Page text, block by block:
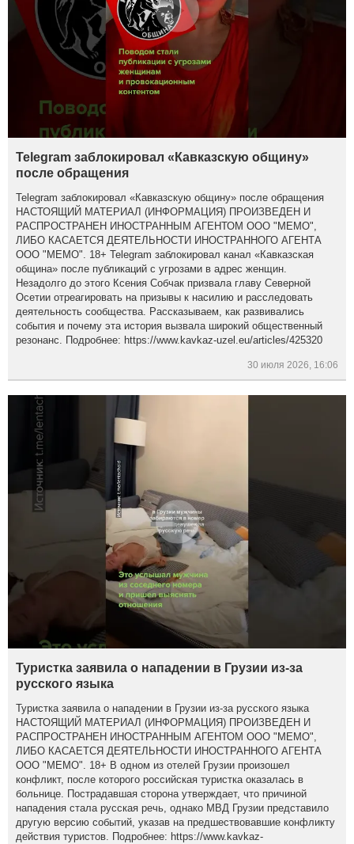
Telegram заблокировал «Кавказскую общину»
после обращения
Telegram заблокировал «Кавказскую общину» после обращения
НАСТОЯЩИЙ МАТЕРИАЛ (ИНФОРМАЦИЯ) ПРОИЗВЕДЕН И
РАСПРОСТРАНЕН ИНОСТРАННЫМ АГЕНТОМ ООО "МЕМО",
ЛИБО КАСАЕТСЯ ДЕЯТЕЛЬНОСТИ ИНОСТРАННОГО АГЕНТА
ООО "МЕМО". 18+ Telegram заблокировал канал «Кавказская
община» после публикаций с угрозами в адрес женщин.
Незадолго до этого Ксения Собчак призвала главу Северной
Осетии отреагировать на призывы к насилию и расследовать
деятельность сообщества. Рассказываем, как развивались
события и почему эта история вызвала широкий общественный
резонанс. Подробнее: https://www.kavkaz-uzel.eu/articles/425320
30 июля 2026, 16:06
Туристка заявила о нападении в Грузии из-за
русского языка
Туристка заявила о нападении в Грузии из-за русского языка
НАСТОЯЩИЙ МАТЕРИАЛ (ИНФОРМАЦИЯ) ПРОИЗВЕДЕН И
РАСПРОСТРАНЕН ИНОСТРАННЫМ АГЕНТОМ ООО "МЕМО",
ЛИБО КАСАЕТСЯ ДЕЯТЕЛЬНОСТИ ИНОСТРАННОГО АГЕНТА
ООО "МЕМО". 18+ В одном из отелей Грузии произошел
конфликт, после которого российская туристка оказалась в
больнице. Пострадавшая сторона утверждает, что причиной
нападения стала русская речь, однако МВД Грузии представило
другую версию событий, указав на предшествовавшие конфликту
действия туристов. Подробнее: https://www.kavkaz-